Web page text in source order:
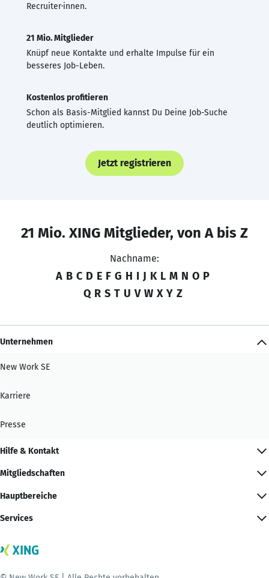
Recruiter·innen.
21 Mio. Mitglieder
Knüpf neue Kontakte und erhalte Impulse für ein
besseres Job-Leben.
Kostenlos profitieren
Schon als Basis-Mitglied kannst Du Deine Job-Suche
deutlich optimieren.
Jetzt registrieren
21 Mio. XING Mitglieder, von A bis Z
Nachname:
A B C D E F G H I J K L M N O P
Q R S T U V W X Y Z
Unternehmen
New Work SE
Karriere
Presse
Hilfe & Kontakt
Mitgliedschaften
Hauptbereiche
Services